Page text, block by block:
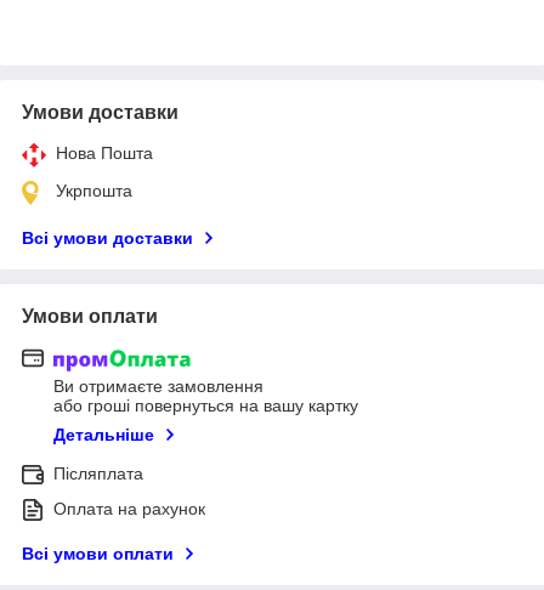
Умови доставки
Нова Пошта
Укрпошта
Всі умови доставки
Умови оплати
Ви отримаєте замовлення
або гроші повернуться на вашу картку
Детальніше
Післяплата
Оплата на рахунок
Всі умови оплати